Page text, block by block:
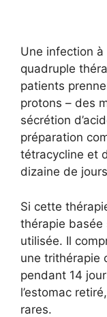
Une infection
quadruple
patients
protons – des
sécrétion
préparation
tétracycline et
dizaine de
Si cette
thérapie
utilisée. Il
une trithérapie
pendant 14
l’estomac
rares.